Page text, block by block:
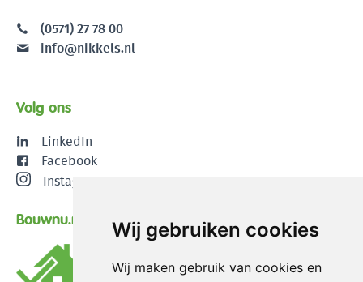
Wij gebruiken cookies
Wij maken gebruik van cookies en
(0571) 27 78 00
info@nikkels.nl
Volg ons
LinkedIn
Facebook
Instagram
Bouwnu.nl